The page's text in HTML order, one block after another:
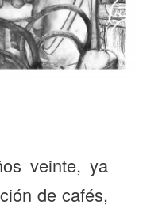
veinte, ya
de cafés,